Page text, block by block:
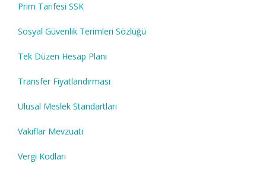
Prim Tarifesi SSK
Sosyal Güvenlik Terimleri Sözlüğü
Tek Düzen Hesap Planı
Transfer Fiyatlandırması
Ulusal Meslek Standartları
Vakıflar Mevzuatı
Vergi Kodları